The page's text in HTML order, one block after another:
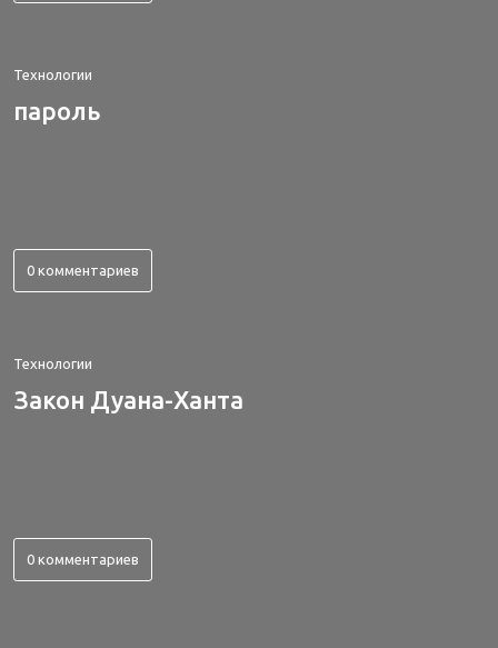
Технологии
пароль
0 комментариев
Технологии
Закон Дуана-Ханта
0 комментариев